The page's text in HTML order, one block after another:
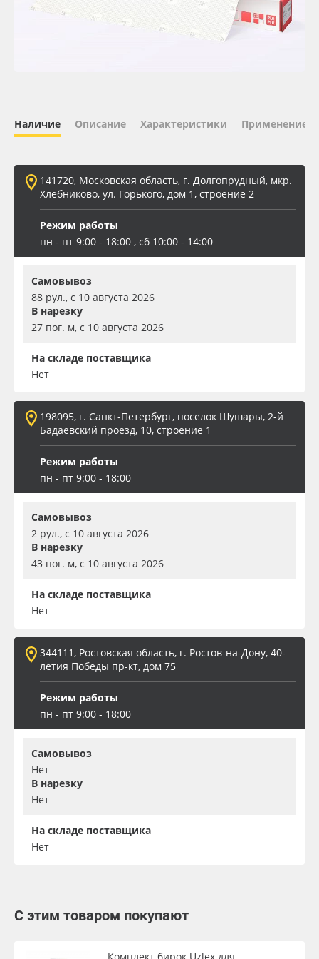
ПЭТ листовой
Вспененный ПВХ
Баннер
Заготовки для сувениров
Наличие Описание Характеристики Применение
141720, Московская область, г. Долгопрудный, мкр.
Хлебниково, ул. Горького, дом 1, строение 2
Режим работы
пн - пт 9:00 - 18:00 , сб 10:00 - 14:00
Самовывоз
88 рул., с 10 августа 2026
В нарезку
27 пог. м, с 10 августа 2026
На складе поставщика
Нет
198095, г. Санкт-Петербург, поселок Шушары, 2-й
Бадаевский проезд, 10, строение 1
Режим работы
пн - пт 9:00 - 18:00
Самовывоз
2 рул., с 10 августа 2026
В нарезку
43 пог. м, с 10 августа 2026
На складе поставщика
Нет
344111, Ростовская область, г. Ростов-на-Дону, 40-
летия Победы пр-кт, дом 75
Режим работы
пн - пт 9:00 - 18:00
Самовывоз
Нет
В нарезку
Нет
На складе поставщика
Нет
С этим товаром покупают